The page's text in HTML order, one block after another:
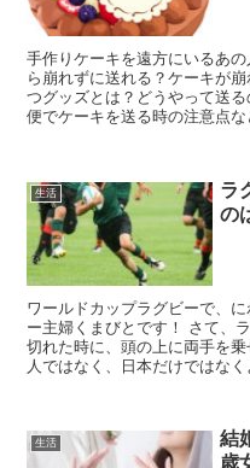
手作りケーキを遠方にいるあ
ら崩れずに送れる？ケーキが
つグッズとは？どうやって送
便でケーキを送る時の注意点な
生活
ラ
の
ワールドカップラグビーで、
ー主婦くまびとです！ さて、
切れた時に、頭の上に両手を
人ではなく、日本だけではなく
生活
結
歳